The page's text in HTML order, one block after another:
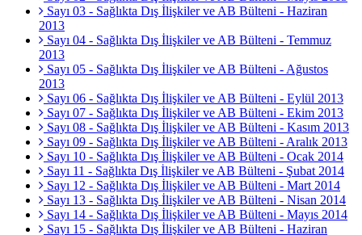
Sayı 03 - Sağlıkta Dış İlişkiler ve AB Bülteni - Haziran
2013
Sayı 04 - Sağlıkta Dış İlişkiler ve AB Bülteni - Temmuz
2013
Sayı 05 - Sağlıkta Dış İlişkiler ve AB Bülteni - Ağustos
2013
Sayı 06 - Sağlıkta Dış İlişkiler ve AB Bülteni - Eylül 2013
Sayı 07 - Sağlıkta Dış İlişkiler ve AB Bülteni - Ekim 2013
Sayı 08 - Sağlıkta Dış İlişkiler ve AB Bülteni - Kasım 2013
Sayı 09 - Sağlıkta Dış İlişkiler ve AB Bülteni - Aralık 2013
Sayı 10 - Sağlıkta Dış İlişkiler ve AB Bülteni - Ocak 2014
Sayı 11 - Sağlıkta Dış İlişkiler ve AB Bülteni - Şubat 2014
Sayı 12 - Sağlıkta Dış İlişkiler ve AB Bülteni - Mart 2014
Sayı 13 - Sağlıkta Dış İlişkiler ve AB Bülteni - Nisan 2014
Sayı 14 - Sağlıkta Dış İlişkiler ve AB Bülteni - Mayıs 2014
Sayı 15 - Sağlıkta Dış İlişkiler ve AB Bülteni - Haziran